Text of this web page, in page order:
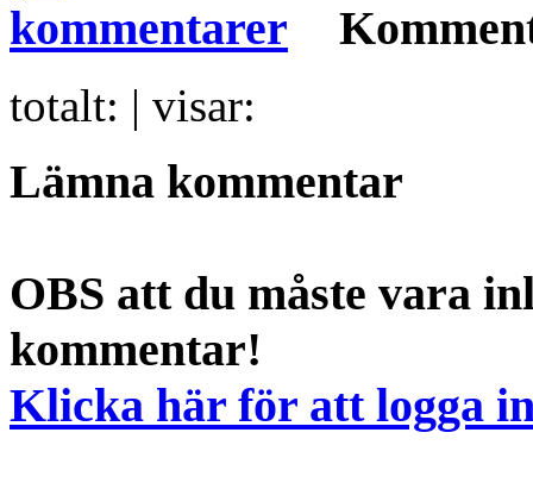
totalt: | visar:
Lämna kommentar
OBS att du måste vara
kommentar!
Klicka här för att logga